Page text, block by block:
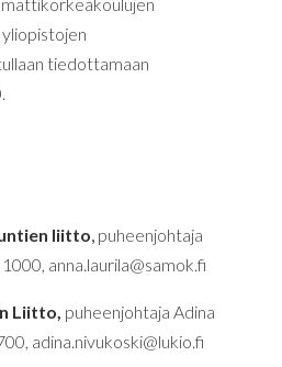
tiedottamaan
liitto, puheenjohtaja
anna.laurila@samok.fi
Liitto, puheenjohtaja Adina
adina.nivukoski@lukio.fi